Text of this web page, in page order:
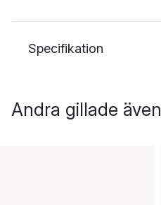
Specifikation
Andra gillade även